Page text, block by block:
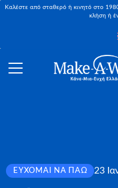
Καλέστε από σταθερό ή κινητό στο
κλήση ή
ΕΎΧΟΜΑΙ ΝΑ ΠΆΩ 23